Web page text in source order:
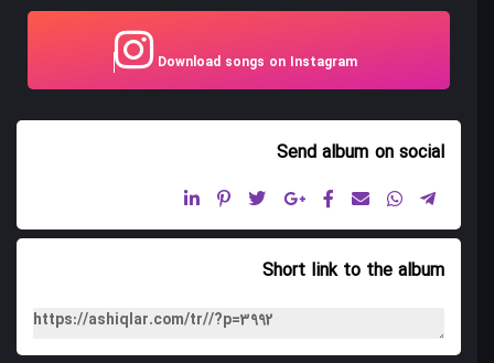
10 واقف گوزللمه سی
11 دوراخانی
Download songs on Instagram
Send album on social
Short link to the album